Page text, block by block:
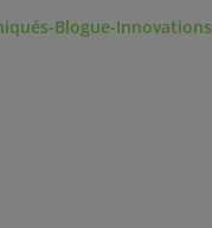
Blogue-Innovations